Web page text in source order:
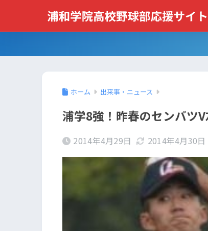
ホーム 出来事・ニュース
浦学8強！昨春のセンバツ
2014年4月29日 2014年4月30日